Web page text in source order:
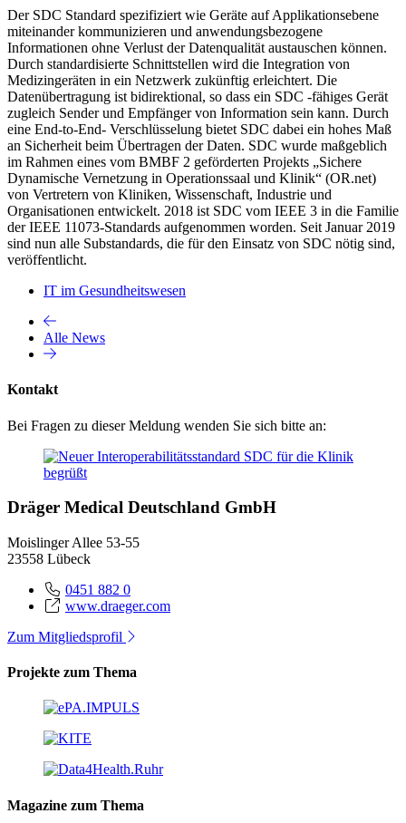
Der SDC Standard spezifiziert wie Geräte auf Applikationsebene
miteinander kommunizieren und anwendungsbezogene
Informationen ohne Verlust der Datenqualität austauschen können.
Durch standardisierte Schnittstellen wird die Integration von
Medizingeräten in ein Netzwerk zukünftig erleichtert. Die
Datenübertragung ist bidirektional, so dass ein SDC -fähiges Gerät
zugleich Sender und Empfänger von Information sein kann. Durch
eine End-to-End- Verschlüsselung bietet SDC dabei ein hohes Maß
an Sicherheit beim Übertragen der Daten. SDC wurde maßgeblich
im Rahmen eines vom BMBF 2 geförderten Projekts „Sichere
Dynamische Vernetzung in Operationssaal und Klinik“ (OR.net)
von Vertretern von Kliniken, Wissenschaft, Industrie und
Organisationen entwickelt. 2018 ist SDC vom IEEE 3 in die Familie
der IEEE 11073-Standards aufgenommen worden. Seit Januar 2019
sind nun alle Substandards, die für den Einsatz von SDC nötig sind,
veröffentlicht.
IT im Gesundheitswesen
Alle News
Kontakt
Bei Fragen zu dieser Meldung wenden Sie sich bitte an:
Dräger Medical Deutschland GmbH
Moislinger Allee 53-55
23558 Lübeck
0451 882 0
www.draeger.com
Zum Mitgliedsprofil
Projekte zum Thema
Magazine zum Thema